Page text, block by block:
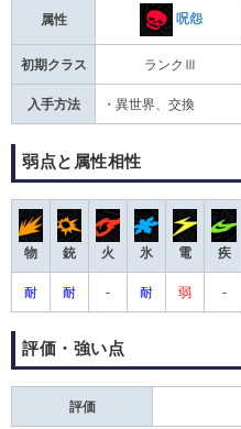
属性 呪怨
初期クラス ランクⅢ
入手方法 ・異世界、交換
弱点と属性相性
物 銃 火 氷 電 疾
耐 耐 - 耐 弱 -
評価・強い点
評価